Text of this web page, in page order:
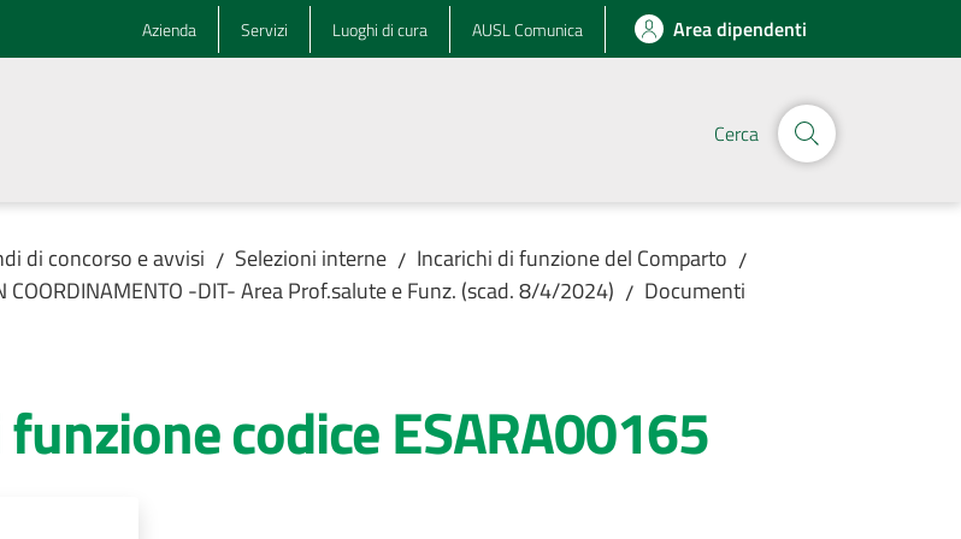
Azienda Servizi Luoghi di cura AUSL Comunica Area dipendenti
Cerca
di concorso e avvisi / Selezioni interne / Incarichi di funzione del Comparto /
-DIT- Area Prof.salute e Funz. (scad. 8/4/2024) / Documenti
codice ESARA00165